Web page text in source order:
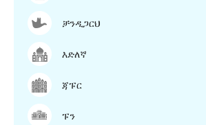
ቻንዲጋርህ
እድለኛ
ጃፑር
ፑን